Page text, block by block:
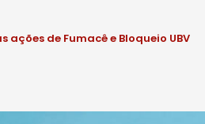
de Fumacê e Bloqueio UBV